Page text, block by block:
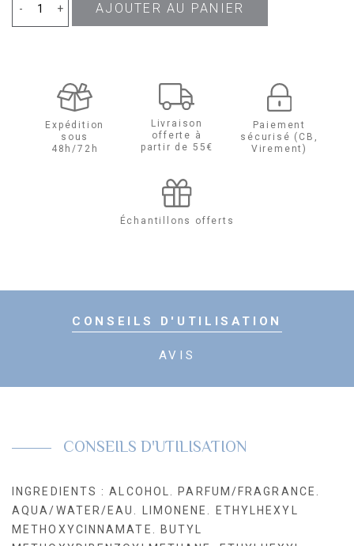
+
- quantité AJOUTER AU PANIER
Expédition
sous
48h/72h
Livraison
offerte à
partir de 55€
Paiement
sécurisé (CB,
Virement)
Échantillons offerts
CONSEILS D'UTILISATION
AVIS
CONSEILS D'UTILISATION
INGREDIENTS : ALCOHOL. PARFUM/FRAGRANCE.
AQUA/WATER/EAU. LIMONENE. ETHYLHEXYL
METHOXYCINNAMATE. BUTYL